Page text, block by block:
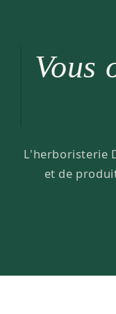
Vous
L'herboristerie
et de